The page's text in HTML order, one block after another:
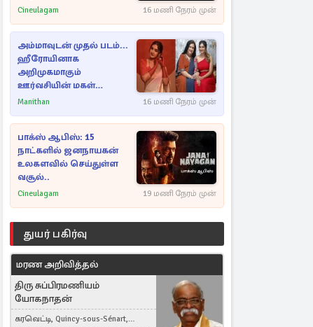
Cineulagam 16 மணி நேரம் முன்
அம்மாவுடன் முதல் படம்...
ஹீரோயினாக
அறிமுகமாகும்
ஊர்வசியின் மகள்
தேஜலட்சுமி!
Manithan 16 மணி நேரம் முன்
பாக்ஸ் ஆபிஸ்: 15
நாட்களில் ஜனநாயகன்
உலகளவில் செய்துள்ள
வசூல்..
Cineulagam 19 மணி நேரம் முன்
துயர் பகிர்வு
மரண அறிவித்தல்
திரு சுப்பிரமணியம்
யோகநாதன்
கரவெட்டி, Quincy-sous-Sénart,